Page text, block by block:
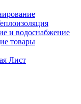
и водоснабжение
товары
Лист